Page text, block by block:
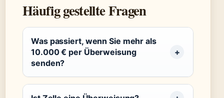
Häufig gestellte Fragen
Was passiert, wenn Sie mehr als
10.000 € per Überweisung
senden?